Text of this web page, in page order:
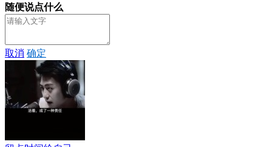
随便说点什么
取消 确定